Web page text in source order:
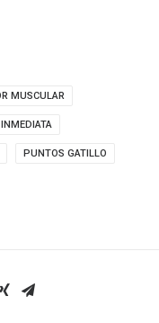
MUSCULAR
PUNTOS GATILLO